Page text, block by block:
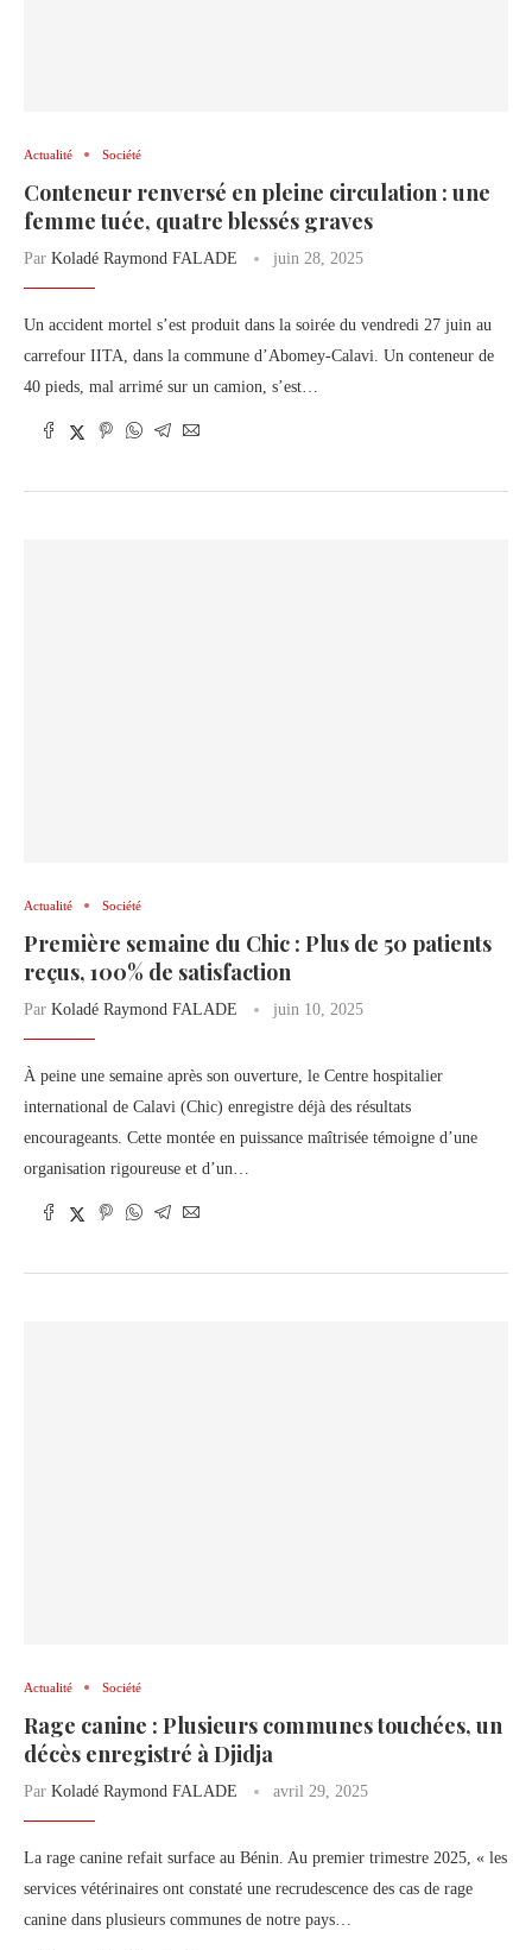
Actualité Société
Conteneur renversé en pleine circulation : une
femme tuée, quatre blessés graves
Par Koladé Raymond FALADE juin 28, 2025
Un accident mortel s’est produit dans la soirée du vendredi 27 juin au
carrefour IITA, dans la commune d’Abomey-Calavi. Un conteneur de
40 pieds, mal arrimé sur un camion, s’est…
Actualité Société
Première semaine du Chic : Plus de 50 patients
reçus, 100% de satisfaction
Par Koladé Raymond FALADE juin 10, 2025
À peine une semaine après son ouverture, le Centre hospitalier
international de Calavi (Chic) enregistre déjà des résultats
encourageants. Cette montée en puissance maîtrisée témoigne d’une
organisation rigoureuse et d’un…
Actualité Société
Rage canine : Plusieurs communes touchées, un
décès enregistré à Djidja
Par Koladé Raymond FALADE avril 29, 2025
La rage canine refait surface au Bénin. Au premier trimestre 2025, « les
services vétérinaires ont constaté une recrudescence des cas de rage
canine dans plusieurs communes de notre pays…